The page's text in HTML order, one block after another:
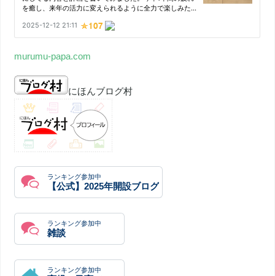
murumu-papa.com
にほんブログ村
ランキング参加中
【公式】2025年開設ブログ
ランキング参加中
雑談
ランキング参加中